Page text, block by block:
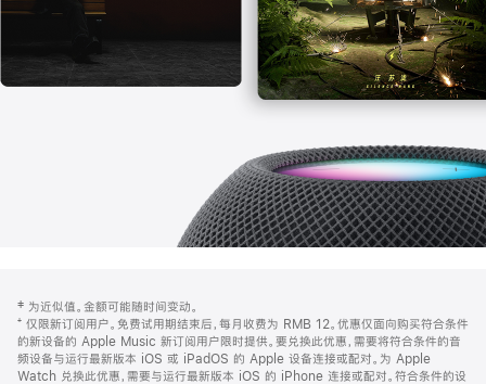
页
页
脚
注
‡ 为近似值。金额可能随时间变动。
⁺ 仅限新订阅用户。免费试用期结束后，每月收费为 RMB 12。优惠仅面向购买符合条件
的新设备的 Apple Music 新订阅用户限时提供。要兑换此优惠，需要将符合条件的音
频设备与运行最新版本 iOS 或 iPadOS 的 Apple 设备连接或配对。为 Apple
Watch 兑换此优惠，需要与运行最新版本 iOS 的 iPhone 连接或配对。符合条件的设